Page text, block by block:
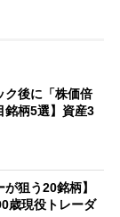
ク後に「株価倍
銘柄5選】資産3
が狙う20銘柄】
歳現役トレーダ